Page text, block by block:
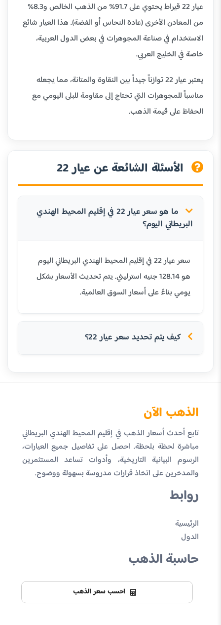
عيار 22 قيراط يحتوي على 91.7% من الذهب الخالص و8.3%
من المعادن الأخرى (عادة النحاس أو الفضة). هذا العيار شائع
الاستخدام في صناعة المجوهرات في بعض الدول العربية،
خاصة في الخليج العربي.
يعتبر عيار 22 توازناً جيداً بين النقاوة والمتانة، مما يجعله
مناسباً للمجوهرات التي تحتاج إلى مقاومة للبلى اليومي مع
الحفاظ على قيمة الذهب.
الأسئلة الشائعة عن عيار 22
ما هو سعر عيار 22 في إقليم المحيط الهندي
البريطاني اليوم؟
سعر عيار 22 في إقليم المحيط الهندي البريطاني اليوم
هو 128.14 جنيه استرليني. يتم تحديث الأسعار بشكل
يومي بناءً على أسعار السوق العالمية.
كيف يتم تحديد سعر عيار 22؟
الذهب الآن
تابع أحدث أسعار الذهب في إقليم المحيط الهندي البريطاني
مباشرة لحظة بلحظة. احصل على تفاصيل جميع العيارات،
الرسوم البيانية التاريخية، وأدوات تساعد المستثمرين
والمدخرين على اتخاذ قرارات مدروسة بسهولة ووضوح.
روابط
الرئيسية
الدول
حاسبة الذهب
احسب سعر الذهب